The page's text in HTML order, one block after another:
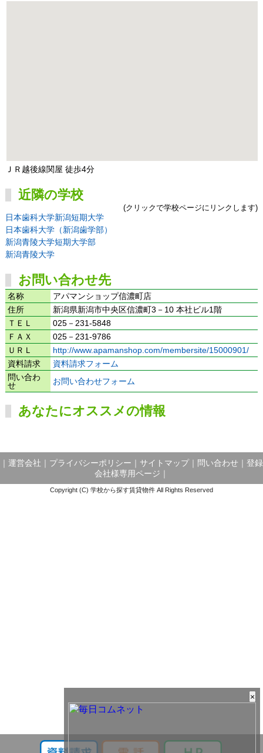
ＪＲ越後線関屋 徒歩4分
近隣の学校
(クリックで学校ページにリンクします)
日本歯科大学新潟短期大学
日本歯科大学（新潟歯学部）
新潟青陵大学短期大学部
新潟青陵大学
お問い合わせ先
名称
アパマンショップ信濃町店
住所
新潟県新潟市中央区信濃町3－10 本社ビル1階
ＴＥＬ
025－231-5848
ＦＡＸ
025－231-9786
ＵＲＬ
http://www.apamanshop.com/membersite/15000901/
資料請求
資料請求フォーム
問い合わ
せ
お問い合わせフォーム
あなたにオススメの情報
運営会社 プライバシーポリシー サイトマップ｜ 問い合わせ
登録
会社様専用ページ
Copyright (C) 学校から探す賃貸物件 All Rights Reserved